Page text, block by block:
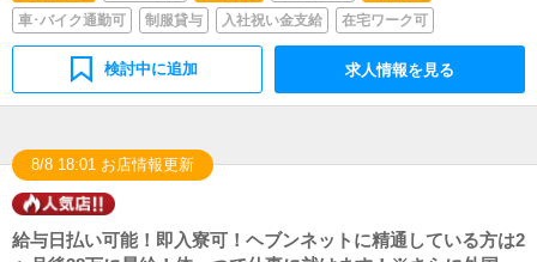
車･バイク通勤可
制服貸与 入社祝い金支給 在宅ワーク可
検討中に追加 求人情報を見る
8/8 18:01 お店情報更新
給与日払い可能！即入寮可！ヘブンネットに精通している方は2